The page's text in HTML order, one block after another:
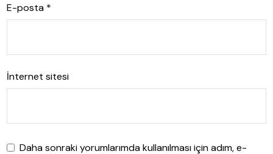
E-posta *
İnternet sitesi
Daha sonraki yorumlarımda kullanılması için adım, e-